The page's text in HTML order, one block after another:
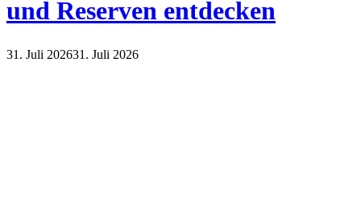
und Reserven entdecken
31. Juli 202631. Juli 2026